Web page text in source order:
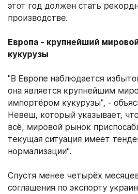
этот год должен стать
производстве.
Европа - крупнейший
кукурузы
"В Европе наблюдается
она является крупнейшим
импортёром кукурузы", -
Невеш, который указывает,
всё, мировой рынок
текущая ситуация имеет
нормализации".
Спустя менее четырёх
соглашения по экспорту